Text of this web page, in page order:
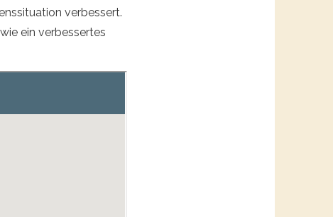
verbessert.
ein verbessertes